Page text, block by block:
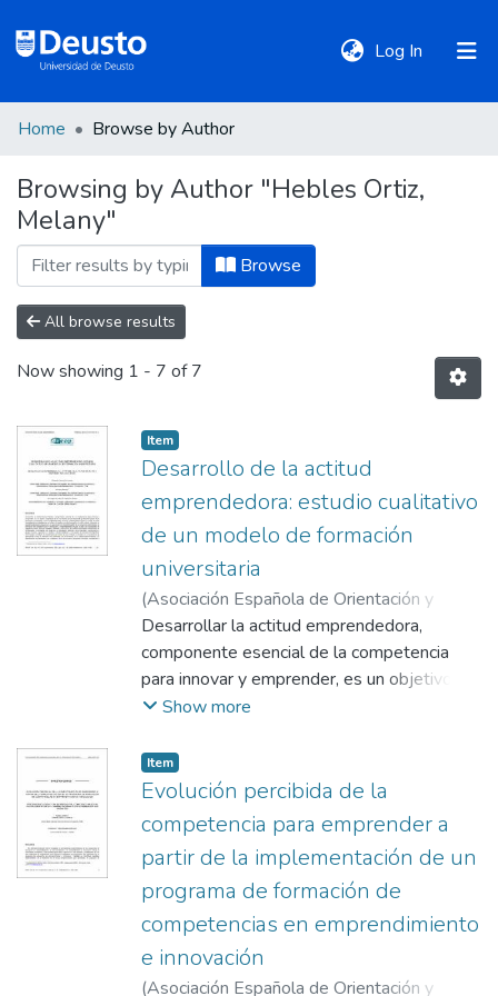
Log In (current)
Communities
&
Collections
All of DSpace
Policies
Home Browse by Author
Browsing by Author "Hebles Ortiz,
Melany"
Browse
All browse results
Now showing 1 - 7 of 7
Item
Desarrollo de la actitud
emprendedora: estudio cualitativo
de un modelo de formación
universitaria
(Asociación Española de Orientación y
Psicopedagogía,2021-12-28)Llanos
Contreras, Orlando;Hebles Ortiz, Melany
Yániz Álvarez de Eulate, Concepción
Desarrollar la actitud emprendedora,
componente esencial de la competencia
para innovar y emprender, es un objetivo
importante de la orientación para el
formación universitaria, y una contribución
para impulsar el desarrollo económico y
social. En esta investigación se estudian las
variables principales para la formación de
dicha actitud, utilizando un estudio
exploratorio basado en un caso único de
implementación de un programa
universitario de formación de competencias
en innovación y emprendimiento llevado a
Show more
Item
Evolución percibida de la
competencia para emprender a
partir de la implementación de un
programa de formación de
competencias en emprendimiento
e innovación
(Asociación Española de Orientación y